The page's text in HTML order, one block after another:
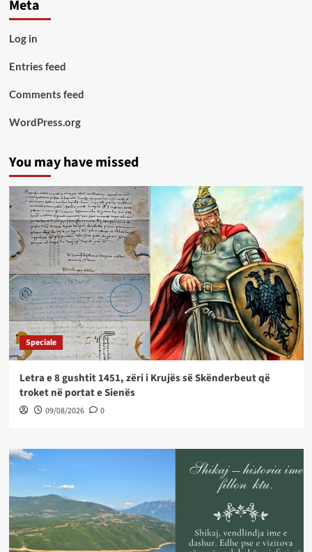
Meta
Log in
Entries feed
Comments feed
WordPress.org
You may have missed
Speciale
Letra e 8 gushtit 1451, zëri i Krujës së Skënderbeut që
troket në portat e Sienës
09/08/2026 0